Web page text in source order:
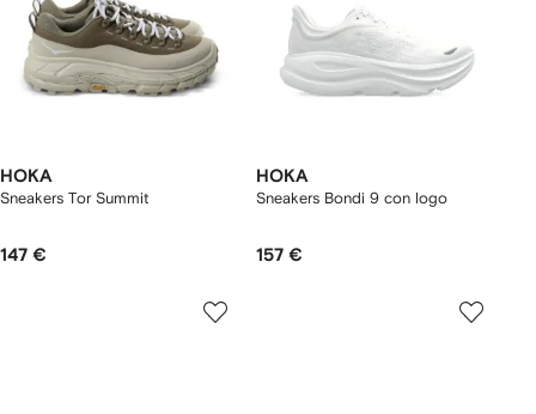
HOKA
Sneakers Tor Summit
147 €
HOKA
Sneakers Bondi 9 con logo
157 €